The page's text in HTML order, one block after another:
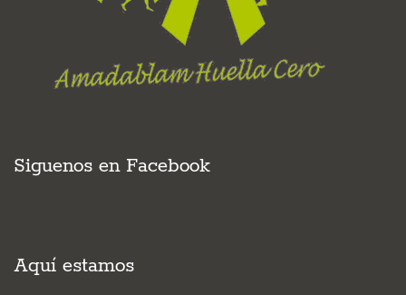
Siguenos en Facebook
Aquí estamos